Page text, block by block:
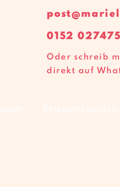
‭0152
Oder schreib
direkt auf